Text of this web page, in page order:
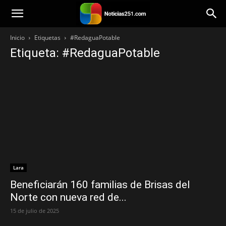
Noticias251
Inicio Etiquetas #RedaguaPotable
Etiqueta: #RedaguaPotable
Lara
Beneficiarán 160 familias de Brisas del
Norte con nueva red de...
15 de julio de 2025